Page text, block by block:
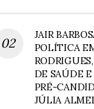
JAIR
POLÍTICA
DE SAÚDE
PRÉ-
JÚLIA